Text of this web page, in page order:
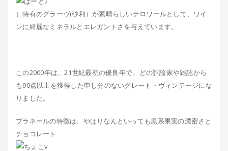
）特有のグラーヴ(砂利）が素晴らしいテロワールとして、ワイ
ンに綺麗なミネラルとエレガントさを与えています。
この2000年は、21世紀最初の優良年で、どの評論家や雑誌から
も90点以上を獲得した申し分のないグレート・ヴィンテージにな
りました。
ブラネールの特徴は、やはりなんといっても黒系果実の濃密さと
チョコレート